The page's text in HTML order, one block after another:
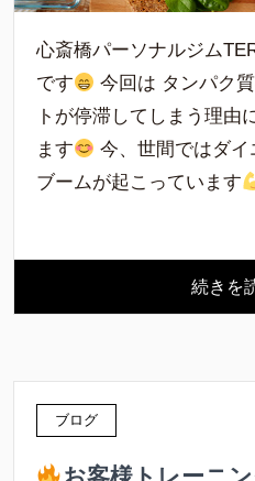
心斎橋パーソナルジム
です
今回は タンパク
トが停滞してしまう理由
ます
今、世間ではダ
ブームが起こっています
続きを
ブログ